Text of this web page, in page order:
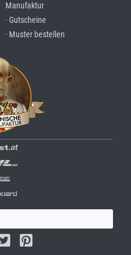
Manufaktur
· Gutscheine
· Muster bestellen